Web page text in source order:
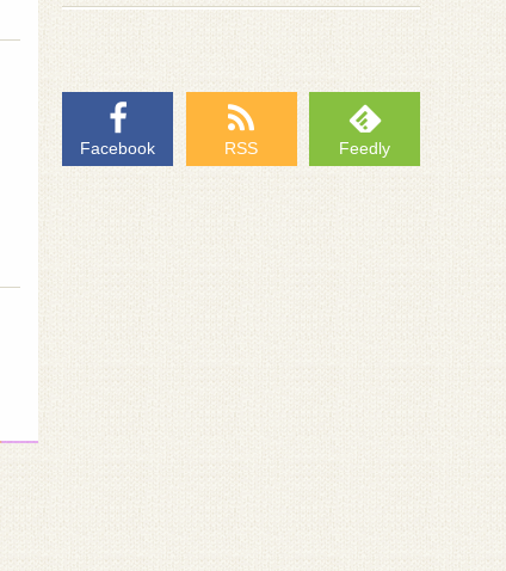
Facebook RSS Feedly